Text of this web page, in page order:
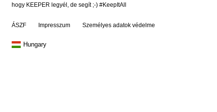
hogy KEEPER legyél, de segít ;-) #KeepItAll
ÁSZF Impresszum Személyes adatok védelme
Hungary